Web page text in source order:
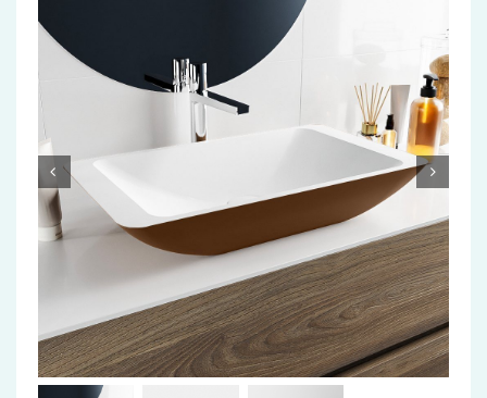
Accessoires
Installatiemateriaal
Klimaatbeheersing
PVC